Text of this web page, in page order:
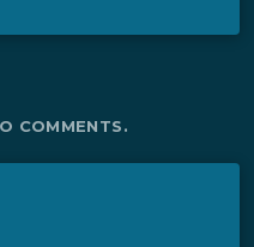
COMMENTS.